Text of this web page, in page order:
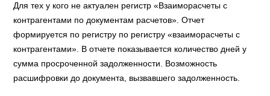
Для тех у кого не актуален регистр «Взаиморасчеты с
контрагентами по документам расчетов». Отчет
формируется по регистру по регистру «взаиморасчеты с
контрагентами». В отчете показывается количество дней у
сумма просроченной задолженности. Возможность
расшифровки до документа, вызвавшего задолженность.